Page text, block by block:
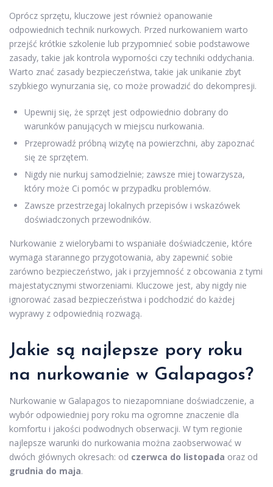
Oprócz sprzętu, kluczowe jest również opanowanie
odpowiednich technik nurkowych. Przed nurkowaniem warto
przejść krótkie szkolenie lub przypomnieć sobie podstawowe
zasady, takie jak kontrola wyporności czy techniki oddychania.
Warto znać zasady bezpieczeństwa, takie jak unikanie zbyt
szybkiego wynurzania się, co może prowadzić do dekompresji.
Upewnij się, że sprzęt jest odpowiednio dobrany do
warunków panujących w miejscu nurkowania.
Przeprowadź próbną wizytę na powierzchni, aby zapoznać
się ze sprzętem.
Nigdy nie nurkuj samodzielnie; zawsze miej towarzysza,
który może Ci pomóc w przypadku problemów.
Zawsze przestrzegaj lokalnych przepisów i wskazówek
doświadczonych przewodników.
Nurkowanie z wielorybami to wspaniałe doświadczenie, które
wymaga starannego przygotowania, aby zapewnić sobie
zarówno bezpieczeństwo, jak i przyjemność z obcowania z tymi
majestatycznymi stworzeniami. Kluczowe jest, aby nigdy nie
ignorować zasad bezpieczeństwa i podchodzić do każdej
wyprawy z odpowiednią rozwagą.
Jakie są najlepsze pory roku
na nurkowanie w Galapagos?
Nurkowanie w Galapagos to niezapomniane doświadczenie, a
wybór odpowiedniej pory roku ma ogromne znaczenie dla
komfortu i jakości podwodnych obserwacji. W tym regionie
najlepsze warunki do nurkowania można zaobserwować w
dwóch głównych okresach: od czerwca do listopada oraz od
grudnia do maja.